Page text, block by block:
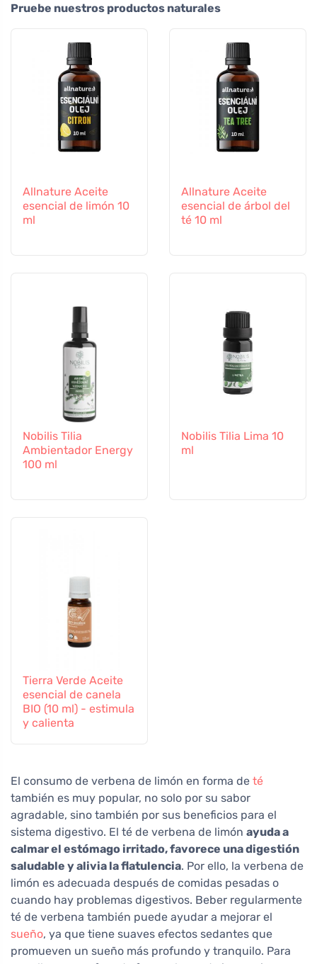
Pruebe nuestros productos naturales
Allnature Aceite
esencial de limón 10
ml
Allnature Aceite
esencial de árbol del
té 10 ml
Nobilis Tilia
Ambientador Energy
100 ml
Nobilis Tilia Lima 10
ml
Tierra Verde Aceite
esencial de canela
BIO (10 ml) - estimula
y calienta
El consumo de verbena de limón en forma de té
también es muy popular, no solo por su sabor
agradable, sino también por sus beneficios para el
sistema digestivo. El té de verbena de limón ayuda a
calmar el estómago irritado, favorece una digestión
saludable y alivia la flatulencia. Por ello, la verbena de
limón es adecuada después de comidas pesadas o
cuando hay problemas digestivos. Beber regularmente
té de verbena también puede ayudar a mejorar el
sueño, ya que tiene suaves efectos sedantes que
promueven un sueño más profundo y tranquilo. Para